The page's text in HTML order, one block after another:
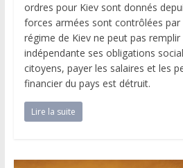
ordres pour Kiev sont donnés
forces armées sont contrôlées par
régime de Kiev ne peut pas
indépendante ses obligations
citoyens, payer les salaires et les
financier du pays est détruit.
Lire la suite